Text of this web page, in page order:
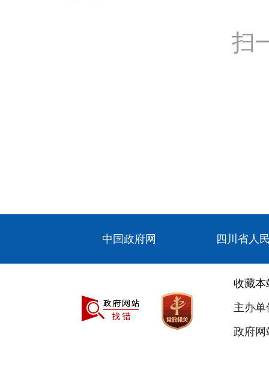
扫
中国政府网 四川省人
收藏本
主办
政府网